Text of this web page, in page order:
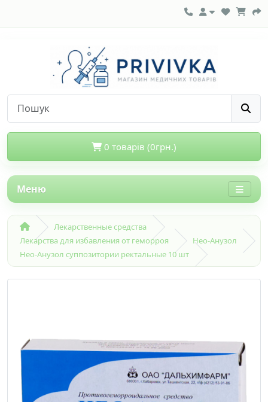
0 товарів (0грн.)
Меню
Лекарственные средства
Лекарства для избавления от геморроя
Нео-Анузол
Нео-Анузол суппозитории ректальные 10 шт